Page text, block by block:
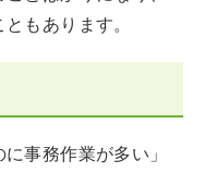
もあります。
事務作業が多い」